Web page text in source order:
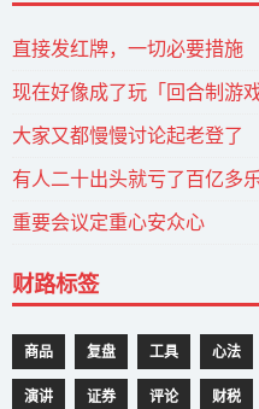
直接发红牌，一切必要措施
现在好像成了玩「回合制游戏
大家又都慢慢讨论起老登了
有人二十出头就亏了百亿多
重要会议定重心安众心
财路标签
商品 复盘 工具 心法
演讲 证券 评论 财税